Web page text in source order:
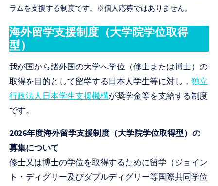
ラムを支援する制度です。※個人応募ではありません。
海外留学支援制度（大学院学位取得
型）
我が国から諸外国の大学へ学位（修士または博士）の
取得を目的として留学する日本人学生等に対し，独立
行政法人日本学生支援機構が奨学金等を支給する制度
です。
2026年度海外留学支援制度（大学院学位取得型）の
募集について
修士又は博士の学位を取得するために留学（ジョイン
ト・ディグリー及びダブルディグリー等国際共同学位